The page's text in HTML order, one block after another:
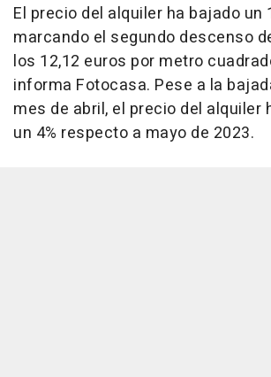
El precio del alquiler ha bajado un
marcando el segundo descenso
los 12,12 euros por metro
informa Fotocasa. Pese a la
mes de abril, el precio del alquiler
un 4% respecto a mayo de 2023.